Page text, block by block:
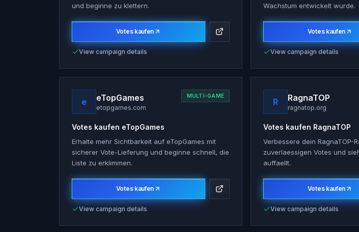
und beginne zu klettern.
Votes kaufen
View campaign details
Wachstum entwickelt wurde.
Votes kaufen
View campaign details
e eTopGames
etopgames.com
MULTI-GAME
Votes kaufen eTopGames
Erhalte mehr Sichtbarkeit auf eTopGames mit
sicherer Vote-Lieferung und beginne schnell, die
Liste zu erklimmen.
Votes kaufen
View campaign details
R RagnaTOP
ragnatop.org
Votes kaufen RagnaTOP
Verbessere dein RagnaTOP-
zuverlaessigen Votes und
auffaellt.
Votes kaufen
View campaign details